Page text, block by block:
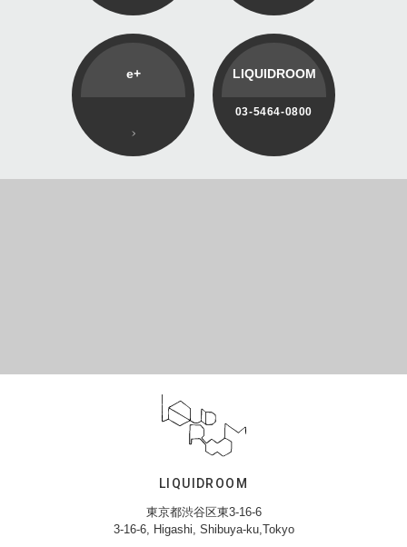
e+ LIQUIDROOM
03-5464-0800
LIQUIDROOM
東京都渋谷区東3-16-6
3-16-6, Higashi, Shibuya-ku,Tokyo